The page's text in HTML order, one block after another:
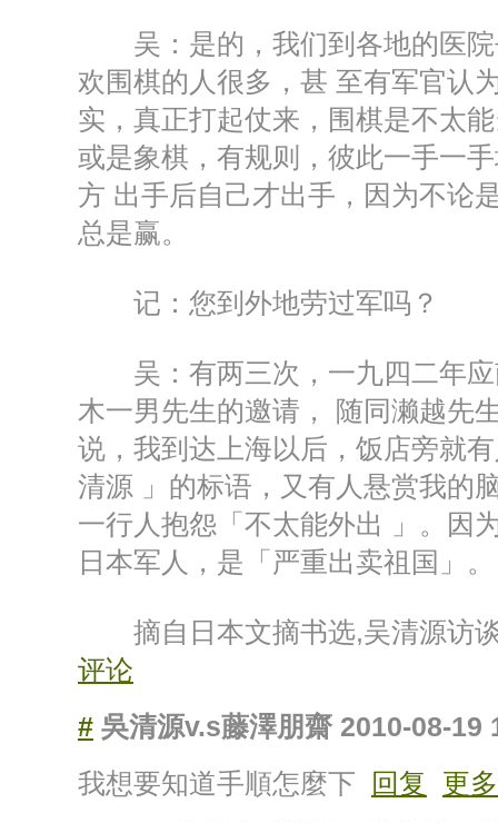
吴：是的，我们到各地的医院
欢围棋的人很多，甚 至有军官认
实，真正打起仗来，围棋是不太
或是象棋，有规则，彼此一手一
方 出手后自己才出手，因为不论
总是赢。
记：您到外地劳过军吗？
吴：有两三次，一九四二年应
木一男先生的邀请， 随同濑越先
说，我到达上海以后，饭店旁就
清源 」的标语，又有人悬赏我的
一行人抱怨「不太能外出 」。因
日本军人，是「严重出卖祖国」。
摘自日本文摘书选,吴清源访
评论
# 吳清源v.s藤澤朋齋 2010-08-19
我想要知道手順怎麼下
回复
更